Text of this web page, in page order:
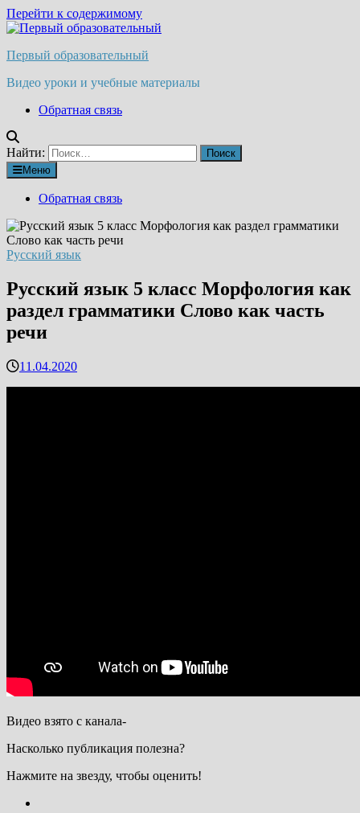
Перейти к содержимому
Первый образовательный
Видео уроки и учебные материалы
Обратная связь
Найти:
Меню
Обратная связь
Русский язык
Русский язык 5 класс Морфология как
раздел грамматики Слово как часть
речи
11.04.2020
Видео взято с канала-
Насколько публикация полезна?
Нажмите на звезду, чтобы оценить!